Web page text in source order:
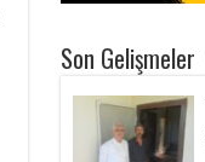
Son Gelişmeler